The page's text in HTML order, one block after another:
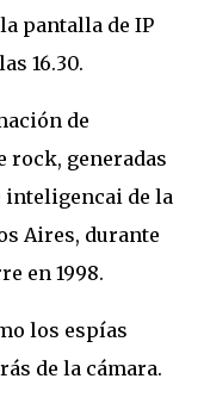
pantalla de IP
16.30.
de
rock, generadas
de la
Aires, durante
en 1998.
los espías
de la cámara.